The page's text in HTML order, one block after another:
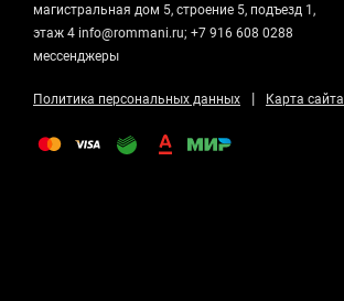
магистральная дом 5, строение 5, подъезд 1,
этаж 4 info@rommani.ru; +7 916 608 0288
мессенджеры
Политика персональных данных | Карта сайта